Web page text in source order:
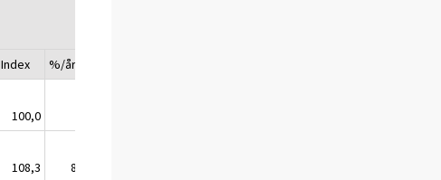
Index %/år
100,0
108,3 8,3